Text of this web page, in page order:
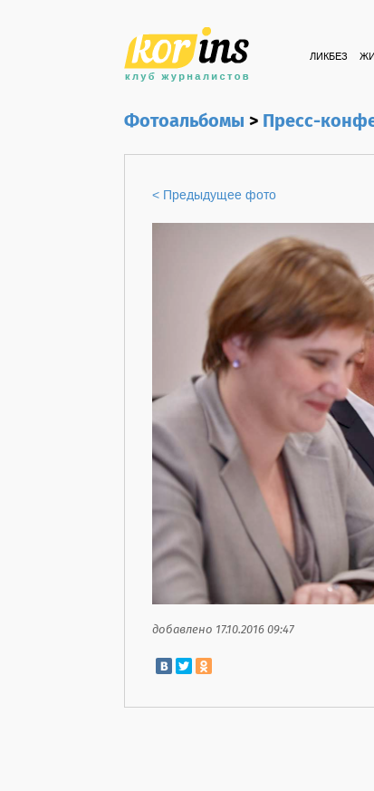
ЛИКБЕЗ
Фотоальбомы>Пресс-
< Предыдущее фото
добавлено 17.10.2016 09:47